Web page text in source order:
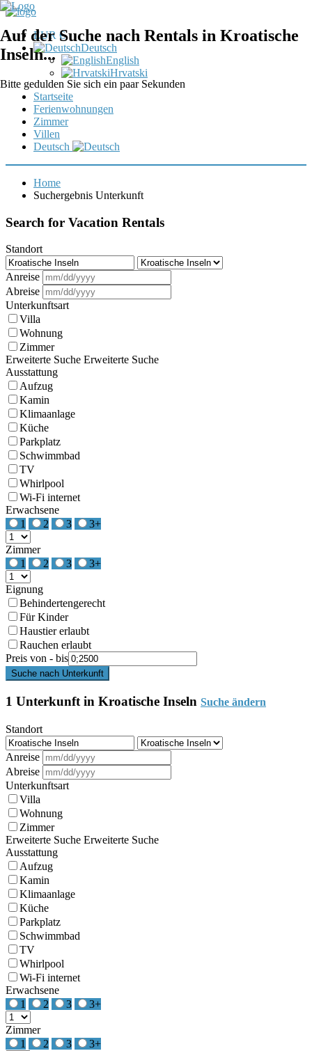
EUR €
Deutsch
English
Hrvatski
Startseite
Ferienwohnungen
Zimmer
Villen
Deutsch
Auf der Suche nach Rentals in Kroatische
Inseln...
Bitte gedulden Sie sich ein paar Sekunden
Home
Suchergebnis Unterkunft
Search for Vacation Rentals
Standort
Anreise
Abreise
Unterkunftsart
Villa
Wohnung
Zimmer
Erweiterte Suche Erweiterte Suche
Ausstattung
Aufzug
Kamin
Klimaanlage
Küche
Parkplatz
Schwimmbad
TV
Whirlpool
Wi-Fi internet
Erwachsene
1
2 3 3+
Zimmer
1
2 3 3+
Eignung
Behindertengerecht
Für Kinder
Haustier erlaubt
Rauchen erlaubt
Preis von - bis
Suche nach Unterkunft
1 Unterkunft in Kroatische Inseln Suche ändern
Standort
Anreise
Abreise
Unterkunftsart
Villa
Wohnung
Zimmer
Erweiterte Suche Erweiterte Suche
Ausstattung
Aufzug
Kamin
Klimaanlage
Küche
Parkplatz
Schwimmbad
TV
Whirlpool
Wi-Fi internet
Erwachsene
1
2 3 3+
Zimmer
1
2 3 3+